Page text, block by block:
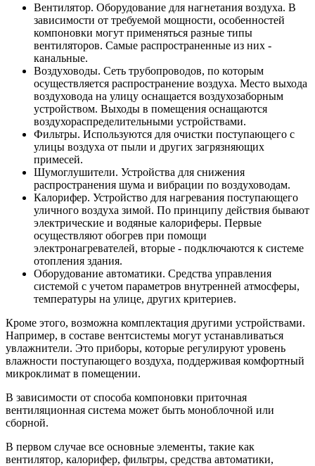
Вентилятор. Оборудование для нагнетания воздуха. В
зависимости от требуемой мощности, особенностей
компоновки могут применяться разные типы
вентиляторов. Самые распространенные из них -
канальные.
Воздуховоды. Сеть трубопроводов, по которым
осуществляется распространение воздуха. Место выхода
воздуховода на улицу оснащается воздухозаборным
устройством. Выходы в помещения оснащаются
воздухораспределительными устройствами.
Фильтры. Используются для очистки поступающего с
улицы воздуха от пыли и других загрязняющих
примесей.
Шумоглушители. Устройства для снижения
распространения шума и вибрации по воздуховодам.
Калорифер. Устройство для нагревания поступающего
уличного воздуха зимой. По принципу действия бывают
электрические и водяные калориферы. Первые
осуществляют обогрев при помощи
электронагревателей, вторые - подключаются к системе
отопления здания.
Оборудование автоматики. Средства управления
системой с учетом параметров внутренней атмосферы,
температуры на улице, других критериев.
Кроме этого, возможна комплектация другими устройствами.
Например, в составе вентсистемы могут устанавливаться
увлажнители. Это приборы, которые регулируют уровень
влажности поступающего воздуха, поддерживая комфортный
микроклимат в помещении.
В зависимости от способа компоновки приточная
вентиляционная система может быть моноблочной или
сборной.
В первом случае все основные элементы, такие как
вентилятор, калорифер, фильтры, средства автоматики,